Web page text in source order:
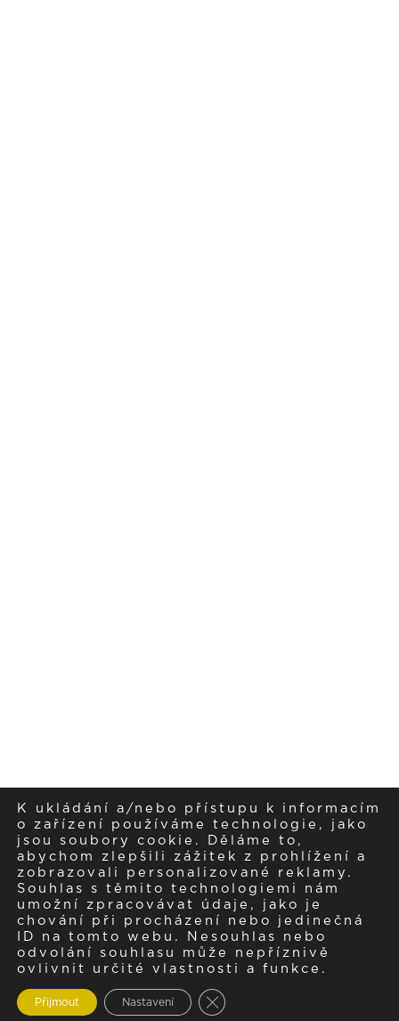
K ukládání a/nebo přístupu k informacím
o zařízení používáme technologie, jako
jsou soubory cookie. Děláme to,
abychom zlepšili zážitek z prohlížení a
zobrazovali personalizované reklamy.
Souhlas s těmito technologiemi nám
umožní zpracovávat údaje, jako je
chování při procházení nebo jedinečná
ID na tomto webu. Nesouhlas nebo
odvolání souhlasu může nepříznivě
ovlivnit určité vlastnosti a funkce.
Přijmout Nastavení Zavřít cookie lištu GDPR